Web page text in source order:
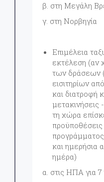
β. στη Μεγάλη
γ. στη Νορβηγία
Επιμέλεια
εκτέλεση (αν
των δράσεων
εισιτηρίων
και διατροφή
μετακινήσεις
τη χώρα
και ημερήσια
ημέρα)
α. στις ΗΠΑ για